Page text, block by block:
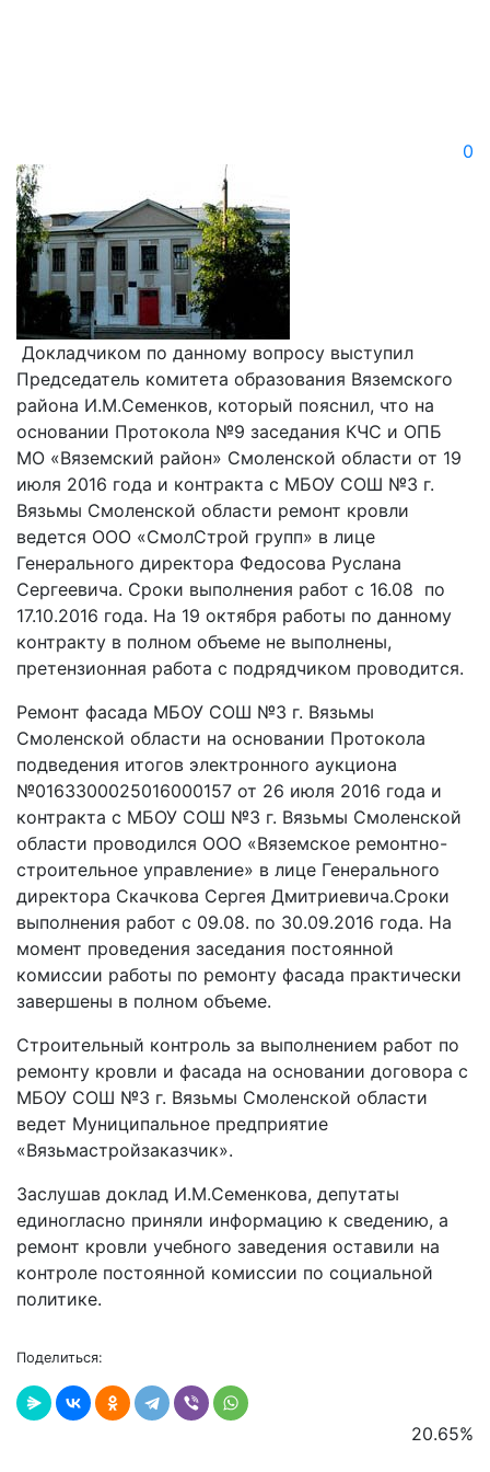
0
Докладчиком по данному вопросу выступил
Председатель комитета образования Вяземского
района И.М.Семенков, который пояснил, что на
основании Протокола №9 заседания КЧС и ОПБ
МО «Вяземский район» Смоленской области от 19
июля 2016 года и контракта с МБОУ СОШ №3 г.
Вязьмы Смоленской области ремонт кровли
ведется ООО «СмолСтрой групп» в лице
Генерального директора Федосова Руслана
Сергеевича. Сроки выполнения работ с 16.08 по
17.10.2016 года. На 19 октября работы по данному
контракту в полном объеме не выполнены,
претензионная работа с подрядчиком проводится.
Ремонт фасада МБОУ СОШ №3 г. Вязьмы
Смоленской области на основании Протокола
подведения итогов электронного аукциона
№0163300025016000157 от 26 июля 2016 года и
контракта с МБОУ СОШ №3 г. Вязьмы Смоленской
области проводился ООО «Вяземское ремонтно-
строительное управление» в лице Генерального
директора Скачкова Сергея Дмитриевича.Сроки
выполнения работ с 09.08. по 30.09.2016 года. На
момент проведения заседания постоянной
комиссии работы по ремонту фасада практически
завершены в полном объеме.
Строительный контроль за выполнением работ по
ремонту кровли и фасада на основании договора с
МБОУ СОШ №3 г. Вязьмы Смоленской области
ведет Муниципальное предприятие
«Вязьмастройзаказчик».
Заслушав доклад И.М.Семенкова, депутаты
единогласно приняли информацию к сведению, а
ремонт кровли учебного заведения оставили на
контроле постоянной комиссии по социальной
политике.
Поделиться:
20.65%